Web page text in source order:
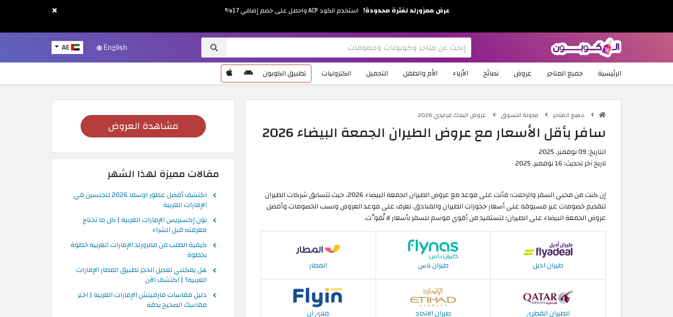
AE English
الرئيسية جميع المتاجر عروض نصائح الأزياء الأم والطفل التجميل الكترونيات تطبيق الكوبون
جميع المتاجر مدونة التسوق عروض البلاك فرايدي 2026
سافر بأقل الأسعار مع عروض الطيران الجمعة البيضاء 2026
التاريخ:09 نوفمبر, 2025
تاريخ آخر تحديث:16 نوفمبر, 2025
إن كنت من محبي السفر والرحلات؛ فأنت على موعد مع عروض الطيران الجمعة البيضاء 2026، حيث تتسابق شركات الطيران
لتقديم خصومات غير مسبوقة على أسعار حجوزات الطيران والفنادق. تعرف على موعد العروض ونسب الخصومات وأفضل
عروض الجمعة البيضاء على الطيران؛ لتستفيد من أقوى موسم للسفر بأسعار لا تُفوَّت.
طيران اديل طيران ناس المطار
الطيران القطري طيران الاتحاد فلاي ان
مشاهدة العروض
مقالات مميزة لهذا الشهر
اكتشف أفضل عطور اوسما 2026 للجنسين في
الإمارات العربية
نون إكسبريس الإمارات العربية | كل ما تحتاج
معرفته قبل الشراء
كيفية الطلب من ممزورلد الإمارات العربية خطوة
بخطوة
هل يمكنني تعديل الحجز تطبيق المطار الإمارات
العربية؟ | اكتشف الآن
دليل مقاسات فارفيتش الإمارات العربية | اختر
مقاسك الصحيح بدقة
× عرض ممزورلد لفترة محدودة! استخدم الكود ACP واحصل على خصم إضافي 17%